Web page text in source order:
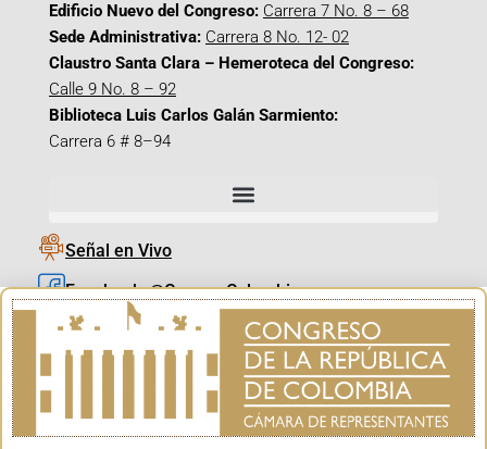
Edificio Nuevo del Congreso: Carrera 7 No. 8 – 68
Sede Administrativa: Carrera 8 No. 12- 02
Claustro Santa Clara – Hemeroteca del Congreso:
Calle 9 No. 8 – 92
Biblioteca Luis Carlos Galán Sarmiento:
Carrera 6 # 8–94
Señal en Vivo
Facebook_@CamaraColombia
Instagram_@CamaraColombia
X_@CamaraColombia
Youtube_@CamaraColombia